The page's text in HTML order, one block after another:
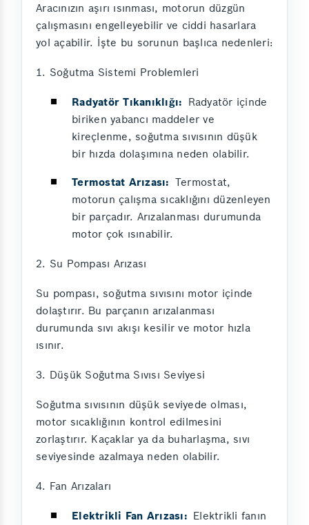
Aracınızın aşırı ısınması, motorun düzgün
çalışmasını engelleyebilir ve ciddi hasarlara
yol açabilir. İşte bu sorunun başlıca nedenleri:
1. Soğutma Sistemi Problemleri
Radyatör Tıkanıklığı: Radyatör içinde
biriken yabancı maddeler ve
kireçlenme, soğutma sıvısının düşük
bir hızda dolaşımına neden olabilir.
Termostat Arızası: Termostat,
motorun çalışma sıcaklığını düzenleyen
bir parçadır. Arızalanması durumunda
motor çok ısınabilir.
2. Su Pompası Arızası
Su pompası, soğutma sıvısını motor içinde
dolaştırır. Bu parçanın arızalanması
durumunda sıvı akışı kesilir ve motor hızla
ısınır.
3. Düşük Soğutma Sıvısı Seviyesi
Soğutma sıvısının düşük seviyede olması,
motor sıcaklığının kontrol edilmesini
zorlaştırır. Kaçaklar ya da buharlaşma, sıvı
seviyesinde azalmaya neden olabilir.
4. Fan Arızaları
Elektrikli Fan Arızası: Elektrikli fanın